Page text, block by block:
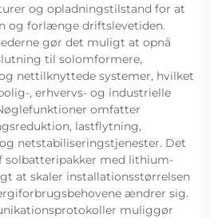
og opladningstilstand for at
og forlænge driftslevetiden.
gør det muligt at opnå
til solomformere,
nettilknyttede systemer, hvilket
, erhvervs- og industrielle
omfatter
lastflytning,
netstabiliseringstjenester. Det
solbatteripakker med lithium-
at skaler installationsstørrelsen
ændrer sig.
muliggør